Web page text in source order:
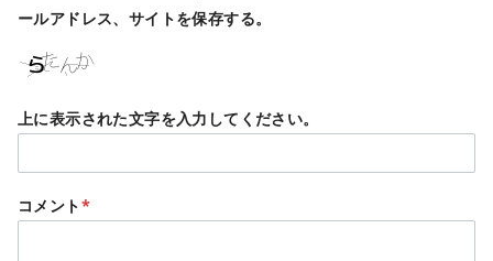
ールアドレス、サイトを保存する。
上に表示された文字を入力してください。
コメント*